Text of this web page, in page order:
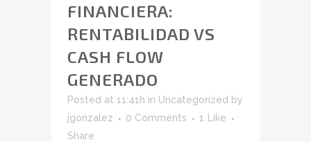
FINANCIERA:
RENTABILIDAD VS
CASH FLOW
GENERADO
Posted at 11:41h in Uncategorized by
jgonzalez
0 Comments 1
Like
Share